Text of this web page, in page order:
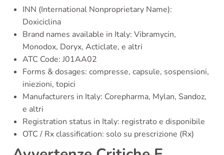
INN (International Nonproprietary Name):
Doxiciclina
Brand names available in Italy: Vibramycin,
Monodox, Doryx, Acticlate, e altri
ATC Code: J01AA02
Forms & dosages: compresse, capsule, sospensioni,
iniezioni, topici
Manufacturers in Italy: Corepharma, Mylan, Sandoz,
e altri
Registration status in Italy: registrato e disponibile
OTC / Rx classification: solo su prescrizione (Rx)